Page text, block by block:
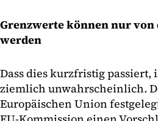
Grenzwerte können nur von
werden
Dass dies kurzfristig
ziemlich unwahrscheinlich.
Europäischen Union